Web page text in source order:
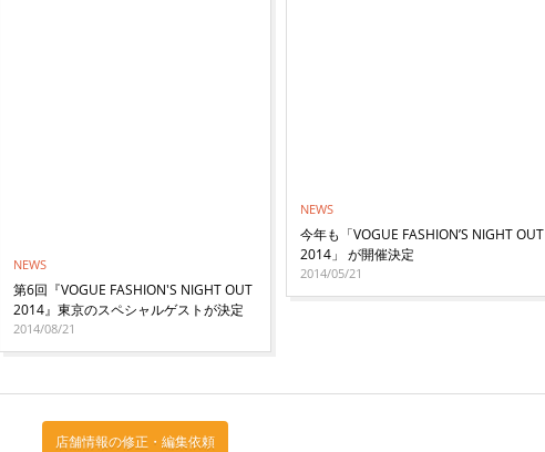
NEWS
第6回『VOGUE FASHION'S NIGHT OUT
2014』東京のスペシャルゲストが決定
2014/08/21
NEWS
今年も「VOGUE FASHION’S NIGHT OUT
2014」 が開催決定
2014/05/21
店舗情報の修正・編集依頼